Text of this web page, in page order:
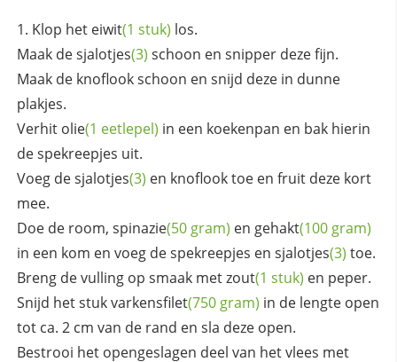
Klop het eiwit(1 stuk) los.
Maak desjalotjes(3) schoon en snipper deze fijn.
Maak de knoflook schoon en snijd deze in dunne
plakjes.
Verhit olie(1 eetlepel) in een koekenpan en bak hierin
de spekreepjes uit.
Voeg desjalotjes(3) en knoflook toe en fruit deze kort
mee.
Doe de room, spinazie(50 gram) en gehakt(100 gram)
in een kom en voeg de spekreepjes en sjalotjes(3) toe.
Breng de vulling op smaak metzout(1 stuk) en peper.
Snijd het stukvarkensfilet(750 gram) in de lengte open
tot ca. 2 cm van de rand en sla deze open.
Bestrooi het opengeslagen deel van het vlees met